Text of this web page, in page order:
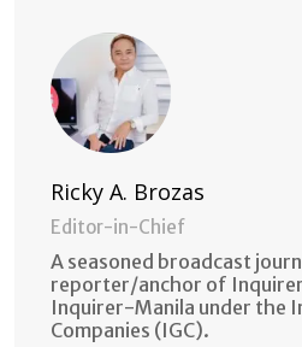
Ricky A. Brozas
Editor-in-Chief
A seasoned broadcast
reporter/anchor of
Inquirer-Manila under the
Companies (IGC).